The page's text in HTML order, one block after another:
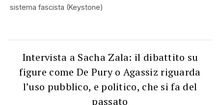
sistema fascista (Keystone)
Intervista a Sacha Zala: il dibattito su
figure come De Pury o Agassiz riguarda
l’uso pubblico, e politico, che si fa del
passato